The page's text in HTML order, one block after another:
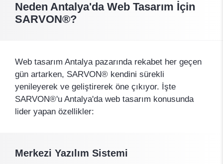
Neden Antalya'da Web Tasarım İçin
SARVON®?
Web tasarım Antalya pazarında rekabet her geçen
gün artarken, SARVON® kendini sürekli
yenileyerek ve geliştirerek öne çıkıyor. İşte
SARVON®'u Antalya'da web tasarım konusunda
lider yapan özellikler:
Merkezi Yazılım Sistemi